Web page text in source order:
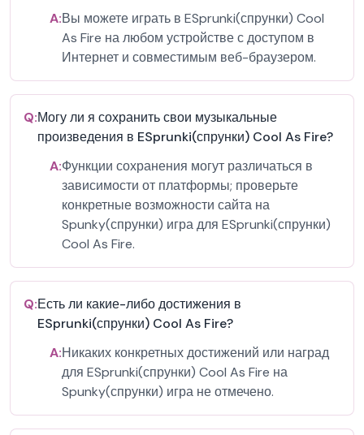
A:Вы можете играть в ESprunki(спрунки) Cool
As Fire на любом устройстве с доступом в
Интернет и совместимым веб-браузером.
Q:Могу ли я сохранить свои музыкальные
произведения в ESprunki(спрунки) Cool As Fire?
A:Функции сохранения могут различаться в
зависимости от платформы; проверьте
конкретные возможности сайта на
Spunky(спрунки) игра для ESprunki(спрунки)
Cool As Fire.
Q:Есть ли какие-либо достижения в
ESprunki(спрунки) Cool As Fire?
A:Никаких конкретных достижений или наград
для ESprunki(спрунки) Cool As Fire на
Spunky(спрунки) игра не отмечено.